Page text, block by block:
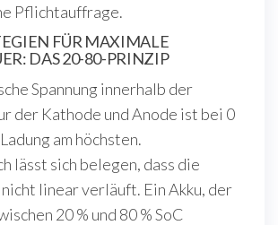
Pflichtauffrage.
FÜR MAXIMALE
DAS 20-80-PRINZIP
Spannung innerhalb der
der Kathode und Anode ist bei 0
am höchsten.
lässt sich belegen, dass die
linear verläuft. Ein Akku, der
20 % und 80 % SoC